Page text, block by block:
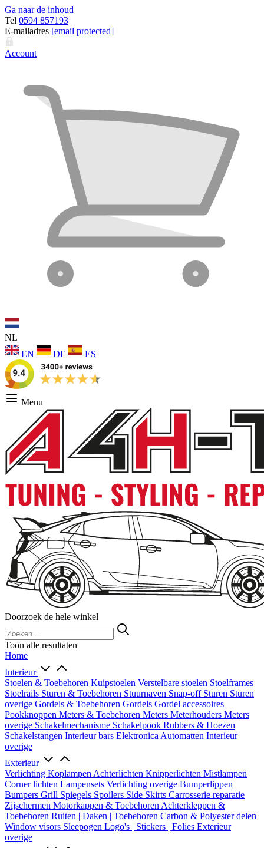
Ga naar de inhoud
Tel 0594 857193
E-mailadres [email protected]
Account
NL
EN
DE ES
Menu
Doorzoek de hele winkel
Toon alle resultaten
Home
Interieur
Stoelen & Toebehoren Kuipstoelen Verstelbare stoelen Stoelframes
Stoelrails Sturen & Toebehoren Stuurnaven Snap-off Sturen Sturen
overige Gordels & Toebehoren Gordels Gordel accessoires
Pookknoppen Meters & Toebehoren Meters Meterhouders Meters
overige Schakelmechanisme Schakelpook Rubbers & Hoezen
Schakelstangen Interieur bars Elektronica Automatten Interieur
overige
Exterieur
Verlichting Koplampen Achterlichten Knipperlichten Mistlampen
Corner lichten Lampensets Verlichting overige Bumperlippen
Bumpers Grill Spiegels Spoilers Side Skirts Carrosserie reparatie
Zijschermen Motorkappen & Toebehoren Achterkleppen &
Toebehoren Ruiten | Daken | Toebehoren Carbon & Polyester delen
Window visors Sleepogen Logo's | Stickers | Folies Exterieur
overige